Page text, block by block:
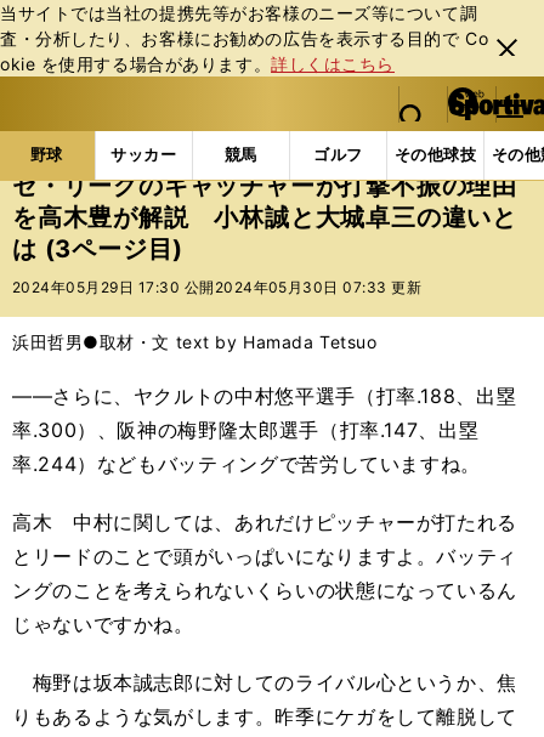
当サイトでは当社の提携先等がお客様のニーズ等について調
査・分析したり、お客様にお勧めの広告を表⽰する⽬的で Co
okie を使⽤する場合があります。詳しくはこちら
閉じ
る
web Sportiva (webスポルティーバ)
検索
マイペ
ー
ジ
メニュ
野球 サッカー 競馬 ゴルフ その他球技 その
b
ス
ポ
ル
テ
ー
バ
野球の記事一覧 プロ野球 セ・リーグのキャッチャ
セ・リーグのキャッチャーが打撃不振の理由
を高木豊が解説 小林誠と大城卓三の違いと
は (3ページ目)
2024年05月29日 17:30 公開 2024年05月30日 07:33 更新
浜田哲男●取材・文 text by Hamada Tetsuo
――さらに、ヤクルトの中村悠平選手（打率.188、出塁
率.300）、阪神の梅野隆太郎選手（打率.147、出塁
率.244）などもバッティングで苦労していますね。
高木 中村に関しては、あれだけピッチャーが打たれる
とリードのことで頭がいっぱいになりますよ。バッティ
ングのことを考えられないくらいの状態になっているん
じゃないですかね。
梅野は坂本誠志郎に対してのライバル心というか、焦
りもあるような気がします。昨季にケガをして離脱して